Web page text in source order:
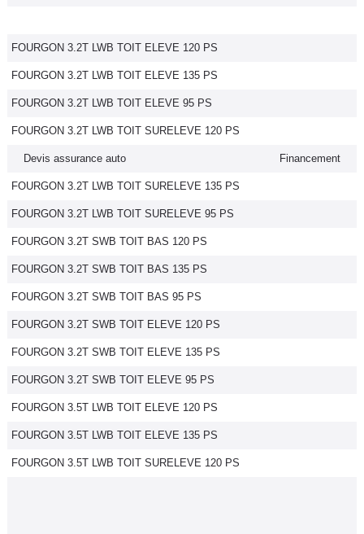
FOURGON 3.2T LWB TOIT ELEVE 120 PS
FOURGON 3.2T LWB TOIT ELEVE 135 PS
FOURGON 3.2T LWB TOIT ELEVE 95 PS
FOURGON 3.2T LWB TOIT SURELEVE 120 PS
Devis assurance auto Financement
FOURGON 3.2T LWB TOIT SURELEVE 135 PS
FOURGON 3.2T LWB TOIT SURELEVE 95 PS
FOURGON 3.2T SWB TOIT BAS 120 PS
FOURGON 3.2T SWB TOIT BAS 135 PS
FOURGON 3.2T SWB TOIT BAS 95 PS
FOURGON 3.2T SWB TOIT ELEVE 120 PS
FOURGON 3.2T SWB TOIT ELEVE 135 PS
FOURGON 3.2T SWB TOIT ELEVE 95 PS
FOURGON 3.5T LWB TOIT ELEVE 120 PS
FOURGON 3.5T LWB TOIT ELEVE 135 PS
FOURGON 3.5T LWB TOIT SURELEVE 120 PS